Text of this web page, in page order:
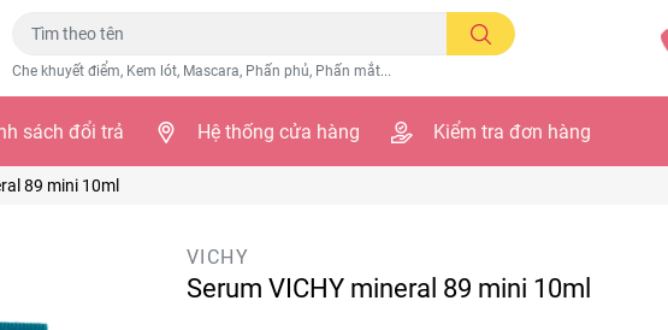
Che khuyết điểm, Kem lót, Mascara, Phấn phủ, Phấn mắt...
sách đổi trả Hệ thống cửa hàng Kiểm tra đơn hàng
89 mini 10ml
VICHY
Serum VICHY mineral 89 mini 10ml